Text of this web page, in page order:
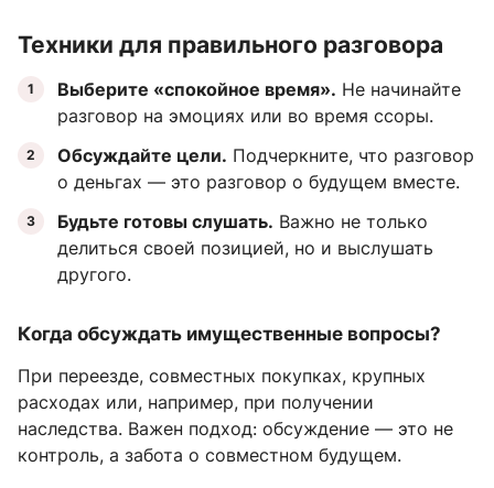
Техники для правильного разговора
Выберите «спокойное время». Не начинайте
разговор на эмоциях или во время ссоры.
Обсуждайте цели. Подчеркните, что разговор
о деньгах — это разговор о будущем вместе.
Будьте готовы слушать. Важно не только
делиться своей позицией, но и выслушать
другого.
Когда обсуждать имущественные вопросы?
При переезде, совместных покупках, крупных
расходах или, например, при получении
наследства. Важен подход: обсуждение — это не
контроль, а забота о совместном будущем.